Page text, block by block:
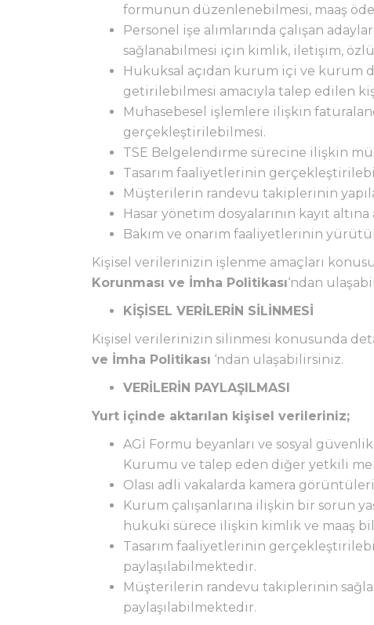
formunun düzenlenebilmesi, maaş
Personel işe alımlarında çalışan
sağlanabilmesi için kimlik, iletişim,
Hukuksal açıdan kurum içi ve kurum
getirilebilmesi amacıyla talep edilen
Muhasebesel işlemlere ilişkin
gerçekleştirilebilmesi.
TSE Belgelendirme sürecine ilişkin
Tasarım faaliyetlerinin
Müşterilerin randevu takiplerinin
Hasar yönetim dosyalarının kayıt
Bakım ve onarım faaliyetlerinin
Kişisel verilerinizin işlenme amaçları
Korunması ve İmha Politikası‘ndan
KİŞİSEL VERİLERİN SİLİNMESİ
Kişisel verilerinizin silinmesi konusunda
ve İmha Politikası ‘ndan ulaşabilirsiniz.
VERİLERİN PAYLAŞILMASI
Yurt içinde aktarılan kişisel verileriniz;
AGİ Formu beyanları ve sosyal
Kurumu ve talep eden diğer yetkili
Olası adli vakalarda kamera
Kurum çalışanlarına ilişkin bir sorun
hukuki sürece ilişkin kimlik ve maaş
Tasarım faaliyetlerinin
paylaşılabilmektedir.
Müşterilerin randevu takiplerinin
paylaşılabilmektedir.